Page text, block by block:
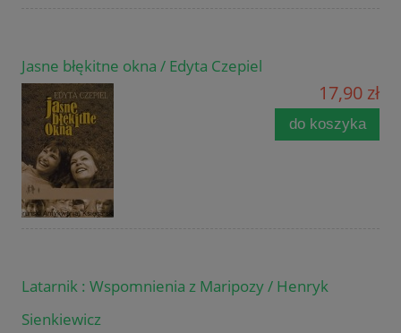
Jasne błękitne okna / Edyta Czepiel
17,90 zł
do koszyka
Latarnik : Wspomnienia z Maripozy / Henryk
Sienkiewicz